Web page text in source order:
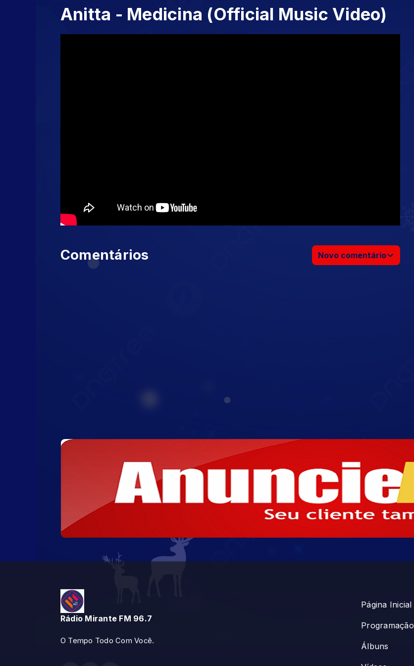
Anitta - Medicina (Official Music Video)
Comentários Novo comentário
Rádio Mirante FM 96.7
O Tempo Todo Com Você.
Página Inicial
Programação
Álbuns